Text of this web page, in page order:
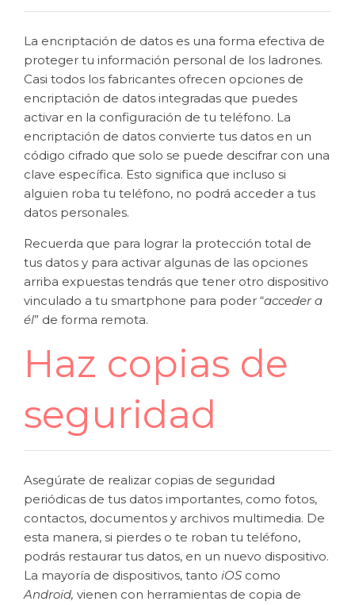
La encriptación de datos es una forma efectiva de
proteger tu información personal de los ladrones.
Casi todos los fabricantes ofrecen opciones de
encriptación de datos integradas que puedes
activar en la configuración de tu teléfono. La
encriptación de datos convierte tus datos en un
código cifrado que solo se puede descifrar con una
clave específica. Esto significa que incluso si
alguien roba tu teléfono, no podrá acceder a tus
datos personales.
Recuerda que para lograr la protección total de
tus datos y para activar algunas de las opciones
arriba expuestas tendrás que tener otro dispositivo
vinculado a tu smartphone para poder “acceder a
él” de forma remota.
Haz copias de
seguridad
Asegúrate de realizar copias de seguridad
periódicas de tus datos importantes, como fotos,
contactos, documentos y archivos multimedia. De
esta manera, si pierdes o te roban tu teléfono,
podrás restaurar tus datos, en un nuevo dispositivo.
La mayoría de dispositivos, tanto iOS como
Android, vienen con herramientas de copia de